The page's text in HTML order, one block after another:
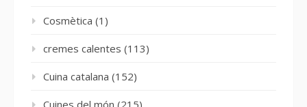
Cosmètica (1)
cremes calentes (113)
Cuina catalana (152)
Cuines del món (215)